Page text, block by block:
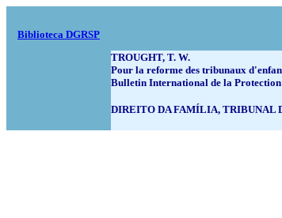
Biblioteca DGRSP
TROUGHT, T. W.
Pour la reforme des tribunaux
Bulletin International de la Protection
DIREITO DA FAMÍLIA, TRIBUNAL